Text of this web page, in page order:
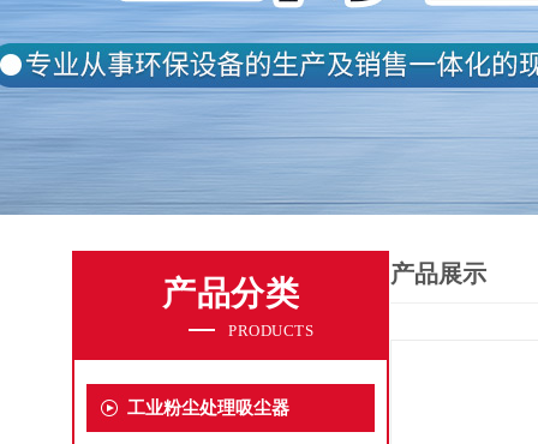
产品分类
PRODUCTS
工业粉尘处理吸尘器
产品展示